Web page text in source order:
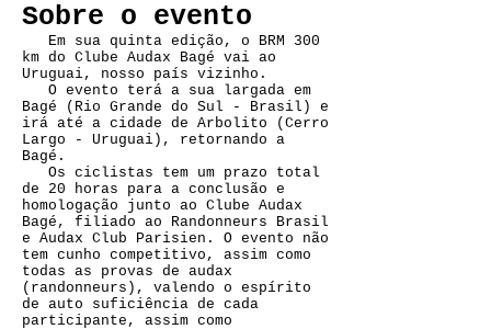
Sobre o evento
Em sua quinta edição, o BRM 300
km do Clube Audax Bagé vai ao
Uruguai, nosso país vizinho.
O evento terá a sua largada em
Bagé (Rio Grande do Sul - Brasil) e
irá até a cidade de Arbolito (Cerro
Largo - Uruguai), retornando a
Bagé.
Os ciclistas tem um prazo total
de 20 horas para a conclusão e
homologação junto ao Clube Audax
Bagé, filiado ao Randonneurs Brasil
e Audax Club Parisien. O evento não
tem cunho competitivo, assim como
todas as provas de audax
(randonneurs), valendo o espírito
de auto suficiência de cada
participante, assim como